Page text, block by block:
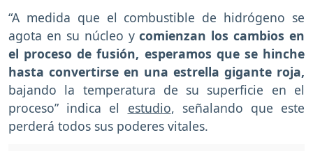
“A medida que el combustible de hidrógeno se
agota en su núcleo ycomienzan los cambios en
el proceso de fusión, esperamos que se hinche
hasta convertirse en una estrella gigante roja,
bajando la temperatura de su superficie en el
proceso” indica el estudio, señalando que este
perderá todos sus poderes vitales.